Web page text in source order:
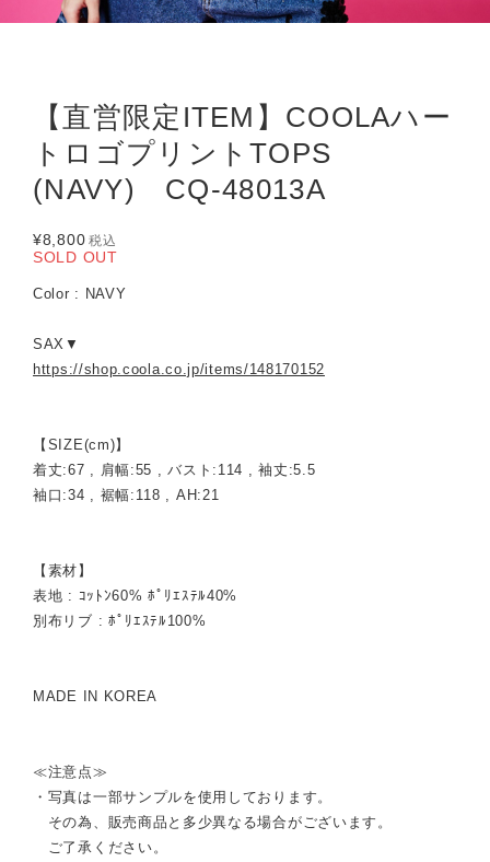
【直営限定ITEM】COOLAハー
トロゴプリントTOPS
(NAVY) CQ-48013A
¥8,800 税込
SOLD OUT
Color : NAVY
SAX▼
https://shop.coola.co.jp/items/148170152
【SIZE(cm)】
着丈:67 , 肩幅:55 , バスト:114 , 袖丈:5.5
袖口:34 , 裾幅:118 , AH:21
【素材】
表地 : ｺｯﾄﾝ60% ﾎﾟﾘｴｽﾃﾙ40%
別布リブ : ﾎﾟﾘｴｽﾃﾙ100%
MADE IN KOREA
≪注意点≫
・写真は一部サンプルを使用しております。
その為、販売商品と多少異なる場合がございます。
ご了承ください。